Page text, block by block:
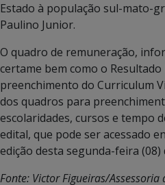
Estado à população sul-mato-
Paulino Junior.
O quadro de remuneração,
certame bem como o
preenchimento do Curriculum
dos quadros para
escolaridades, cursos e tempo
edital, que pode ser acessado
edição desta segunda-feira
Fonte: Victor Figueiras/